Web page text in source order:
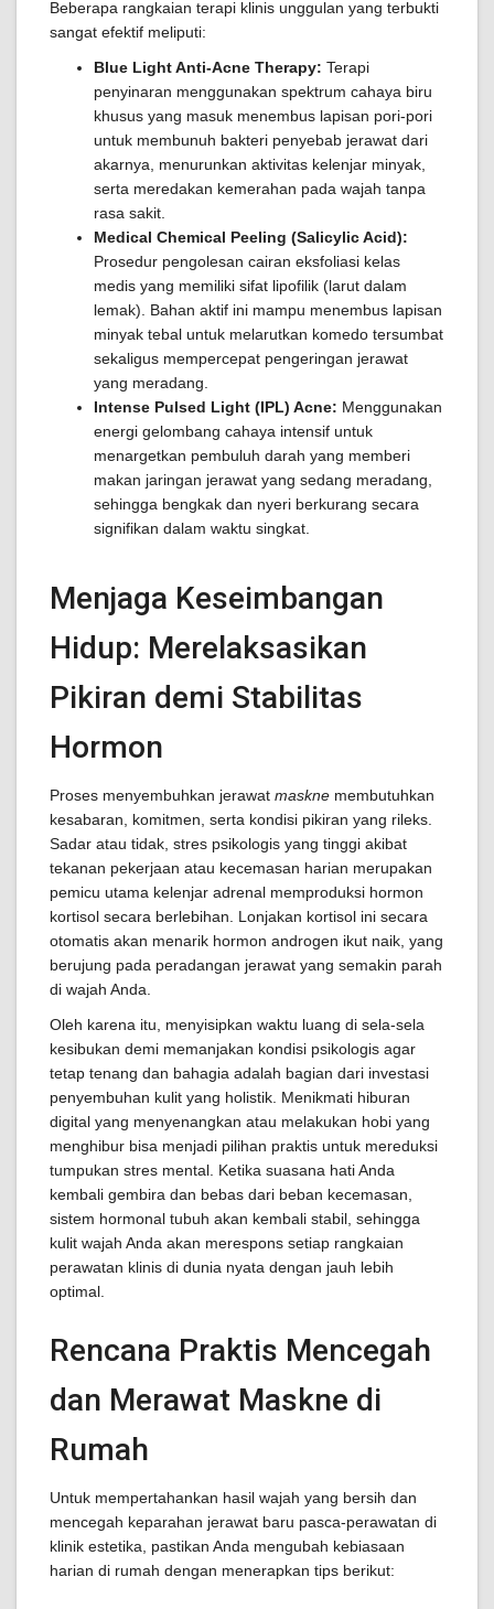
Beberapa rangkaian terapi klinis unggulan yang terbukti
sangat efektif meliputi:
Blue Light Anti-Acne Therapy: Terapi
penyinaran menggunakan spektrum cahaya biru
khusus yang masuk menembus lapisan pori-pori
untuk membunuh bakteri penyebab jerawat dari
akarnya, menurunkan aktivitas kelenjar minyak,
serta meredakan kemerahan pada wajah tanpa
rasa sakit.
Medical Chemical Peeling (Salicylic Acid):
Prosedur pengolesan cairan eksfoliasi kelas
medis yang memiliki sifat lipofilik (larut dalam
lemak). Bahan aktif ini mampu menembus lapisan
minyak tebal untuk melarutkan komedo tersumbat
sekaligus mempercepat pengeringan jerawat
yang meradang.
Intense Pulsed Light (IPL) Acne: Menggunakan
energi gelombang cahaya intensif untuk
menargetkan pembuluh darah yang memberi
makan jaringan jerawat yang sedang meradang,
sehingga bengkak dan nyeri berkurang secara
signifikan dalam waktu singkat.
Menjaga Keseimbangan
Hidup: Merelaksasikan
Pikiran demi Stabilitas
Hormon
Proses menyembuhkan jerawat maskne membutuhkan
kesabaran, komitmen, serta kondisi pikiran yang rileks.
Sadar atau tidak, stres psikologis yang tinggi akibat
tekanan pekerjaan atau kecemasan harian merupakan
pemicu utama kelenjar adrenal memproduksi hormon
kortisol secara berlebihan. Lonjakan kortisol ini secara
otomatis akan menarik hormon androgen ikut naik, yang
berujung pada peradangan jerawat yang semakin parah
di wajah Anda.
Oleh karena itu, menyisipkan waktu luang di sela-sela
kesibukan demi memanjakan kondisi psikologis agar
tetap tenang dan bahagia adalah bagian dari investasi
penyembuhan kulit yang holistik. Menikmati hiburan
digital yang menyenangkan atau melakukan hobi yang
menghibur bisa menjadi pilihan praktis untuk mereduksi
tumpukan stres mental. Ketika suasana hati Anda
kembali gembira dan bebas dari beban kecemasan,
sistem hormonal tubuh akan kembali stabil, sehingga
kulit wajah Anda akan merespons setiap rangkaian
perawatan klinis di dunia nyata dengan jauh lebih
optimal.
Rencana Praktis Mencegah
dan Merawat Maskne di
Rumah
Untuk mempertahankan hasil wajah yang bersih dan
mencegah keparahan jerawat baru pasca-perawatan di
klinik estetika, pastikan Anda mengubah kebiasaan
harian di rumah dengan menerapkan tips berikut: